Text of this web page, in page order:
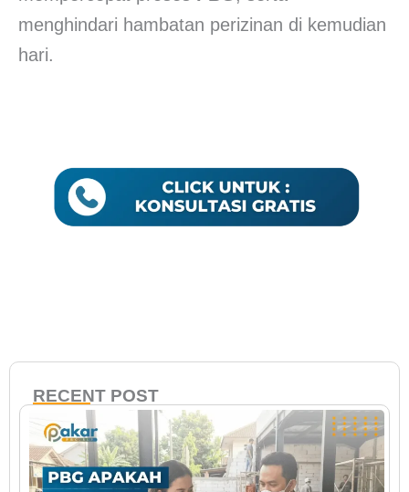
menghindari hambatan perizinan di kemudian
hari.
RECENT POST